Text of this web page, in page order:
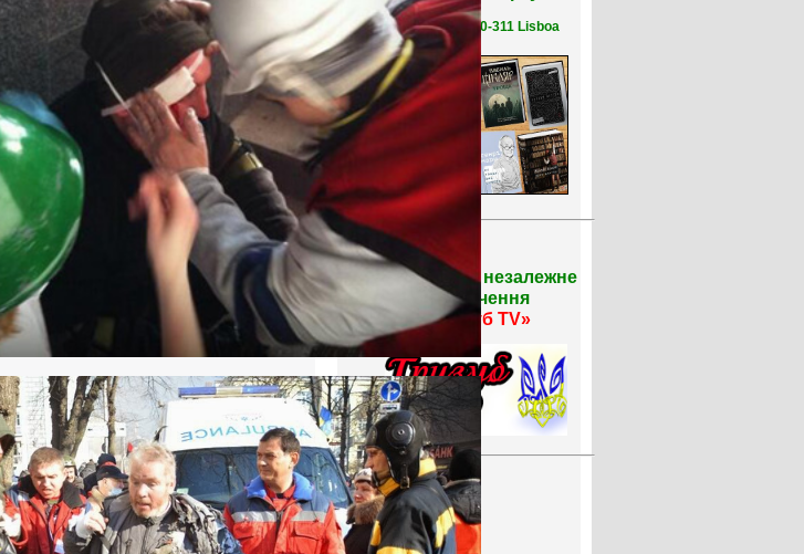
R. Saco 1, 1150-311 Lisboa
Громадське незалежне
телебачення
«Тризуб TV»